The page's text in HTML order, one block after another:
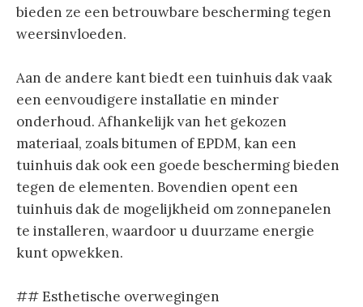
bieden ze een betrouwbare bescherming tegen
weersinvloeden.
Aan de andere kant biedt een tuinhuis dak vaak
een eenvoudigere installatie en minder
onderhoud. Afhankelijk van het gekozen
materiaal, zoals bitumen of EPDM, kan een
tuinhuis dak ook een goede bescherming bieden
tegen de elementen. Bovendien opent een
tuinhuis dak de mogelijkheid om zonnepanelen
te installeren, waardoor u duurzame energie
kunt opwekken.
## Esthetische overwegingen